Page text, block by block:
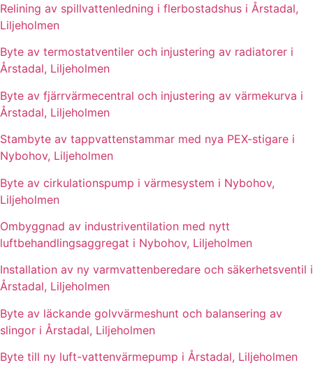
Relining av spillvattenledning i flerbostadshus i Årstadal,
Liljeholmen
Byte av termostatventiler och injustering av radiatorer i
Årstadal, Liljeholmen
Byte av fjärrvärmecentral och injustering av värmekurva i
Årstadal, Liljeholmen
Stambyte av tappvattenstammar med nya PEX-stigare i
Nybohov, Liljeholmen
Byte av cirkulationspump i värmesystem i Nybohov,
Liljeholmen
Ombyggnad av industriventilation med nytt
luftbehandlingsaggregat i Nybohov, Liljeholmen
Installation av ny varmvattenberedare och säkerhetsventil i
Årstadal, Liljeholmen
Byte av läckande golvvärmeshunt och balansering av
slingor i Årstadal, Liljeholmen
Byte till ny luft-vattenvärmepump i Årstadal, Liljeholmen